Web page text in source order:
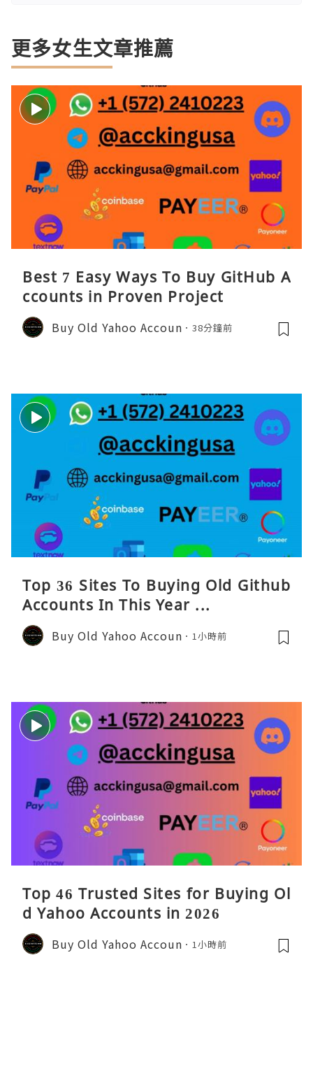
更多女生文章推薦
Best 7 Easy Ways To Buy GitHub A
ccounts in Proven Project
Buy Old Yahoo Accoun 38分鐘前
Top 36 Sites To Buying Old Github
Accounts In This Year ...
Buy Old Yahoo Accoun 1小時前
Top 46 Trusted Sites for Buying Ol
d Yahoo Accounts in 2026
Buy Old Yahoo Accoun 1小時前